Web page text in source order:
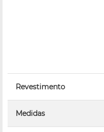
Revestimento
Medidas